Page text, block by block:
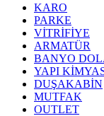
KARO
PARKE
VİTRİFİYE
ARMATÜR
BANYO
YAPI
DUŞAKABİN
MUTFAK
OUTLET